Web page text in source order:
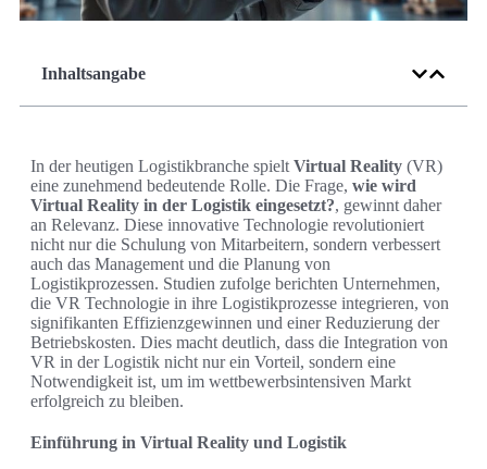
Inhaltsangabe
In der heutigen Logistikbranche spielt Virtual Reality (VR)
eine zunehmend bedeutende Rolle. Die Frage, wie wird
Virtual Reality in der Logistik eingesetzt?, gewinnt daher
an Relevanz. Diese innovative Technologie revolutioniert
nicht nur die Schulung von Mitarbeitern, sondern verbessert
auch das Management und die Planung von
Logistikprozessen. Studien zufolge berichten Unternehmen,
die VR Technologie in ihre Logistikprozesse integrieren, von
signifikanten Effizienzgewinnen und einer Reduzierung der
Betriebskosten. Dies macht deutlich, dass die Integration von
VR in der Logistik nicht nur ein Vorteil, sondern eine
Notwendigkeit ist, um im wettbewerbsintensiven Markt
erfolgreich zu bleiben.
Einführung in Virtual Reality und Logistik